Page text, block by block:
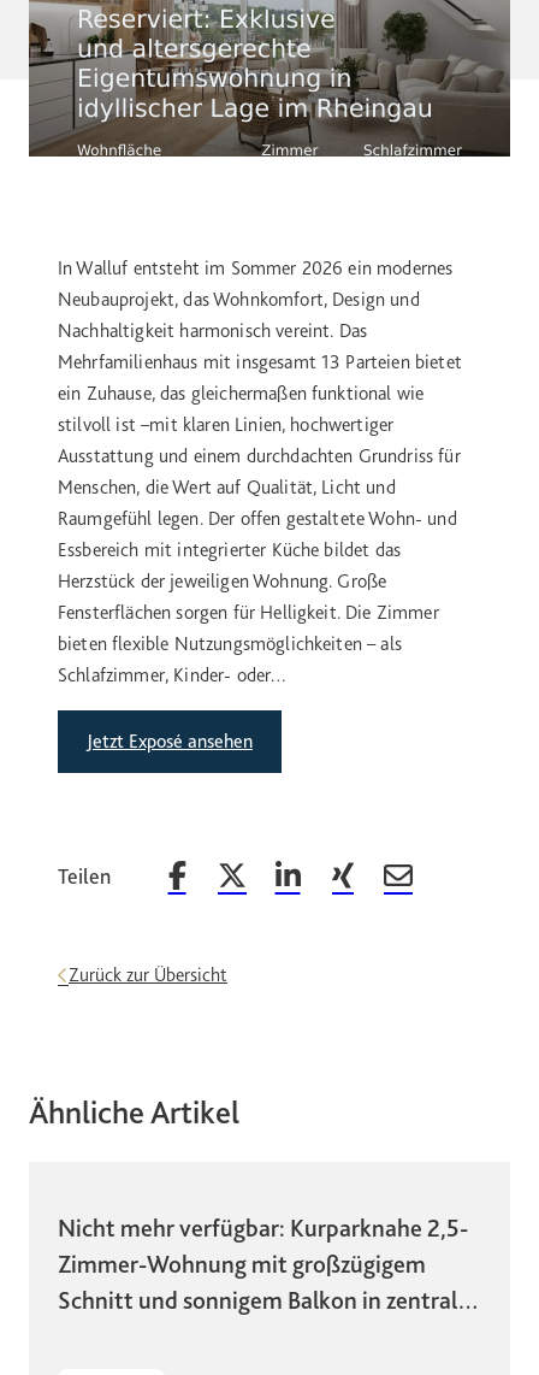
In Walluf entsteht im Sommer 2026 ein modernes
Neubauprojekt, das Wohnkomfort, Design und
Nachhaltigkeit harmonisch vereint. Das
Mehrfamilienhaus mit insgesamt 13 Parteien bietet
ein Zuhause, das gleichermaßen funktional wie
stilvoll ist –mit klaren Linien, hochwertiger
Ausstattung und einem durchdachten Grundriss für
Menschen, die Wert auf Qualität, Licht und
Raumgefühl legen. Der offen gestaltete Wohn- und
Essbereich mit integrierter Küche bildet das
Herzstück der jeweiligen Wohnung. Große
Fensterflächen sorgen für Helligkeit. Die Zimmer
bieten flexible Nutzungsmöglichkeiten – als
Schlafzimmer, Kinder- oder…
Jetzt Exposé ansehen
Teilen Beitrag auf Facebook teilen
Beitrag auf X teilen
Beitrag auf LinkedIn teilen
Beitrag auf Xing teilen
Beitrag per
Zurück zur Übersicht
Ähnliche Artikel
Nicht mehr verfügbar: Kurparknahe 2,5-
Zimmer-Wohnung mit großzügigem
Schnitt und sonnigem Balkon in zentraler